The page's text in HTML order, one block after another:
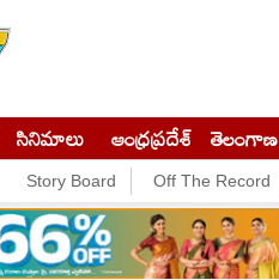
సినిమాలు ఆంధ్రప్రదేశ్ తెలంగాణ
Story Board Off The Record